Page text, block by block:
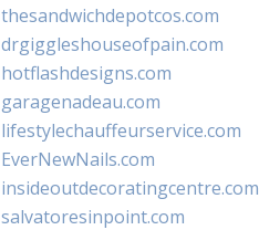
thesandwichdepotcos.com
drgiggleshouseofpain.com
hotflashdesigns.com
garagenadeau.com
lifestylechauffeurservice.com
EverNewNails.com
insideoutdecoratingcentre.com
salvatoresinpoint.com